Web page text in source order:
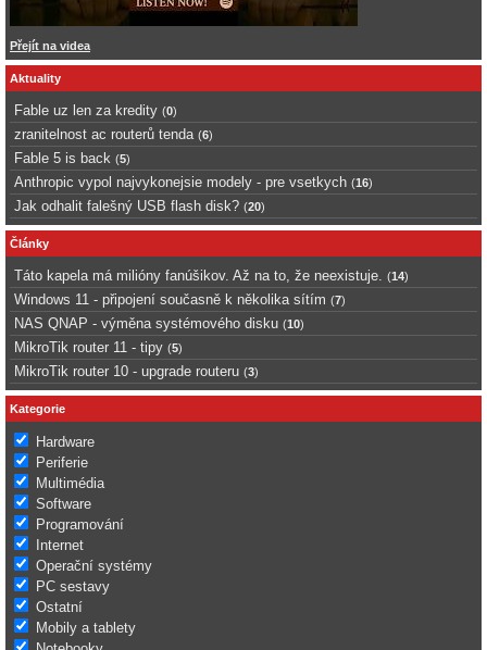
Přejít na videa
Aktuality
Fable uz len za kredity (0)
zranitelnost ac routerů tenda (6)
Fable 5 is back (5)
Anthropic vypol najvykonejsie modely - pre vsetkych (16)
Jak odhalit falešný USB flash disk? (20)
Články
Táto kapela má milióny fanúšikov. Až na to, že neexistuje. (14)
Windows 11 - připojení současně k několika sítím (7)
NAS QNAP - výměna systémového disku (10)
MikroTik router 11 - tipy (5)
MikroTik router 10 - upgrade routeru (3)
Kategorie
Hardware
Periferie
Multimédia
Software
Programování
Internet
Operační systémy
PC sestavy
Ostatní
Mobily a tablety